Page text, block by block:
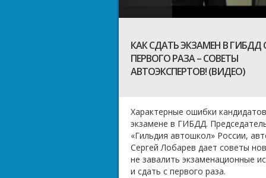
КАК СДАТЬ ЭКЗАМЕН В ГИБДД
ПЕРВОГО РАЗА – СОВЕТЫ
АВТОЭКСПЕРТОВ! (ВИДЕО)
​Характерные ошибки
экзамене в ГИБДД.
«Гильдия автошкол» России,
Сергей Лобарев дает советы
не завалить экзаменационные
и сдать с первого раза.